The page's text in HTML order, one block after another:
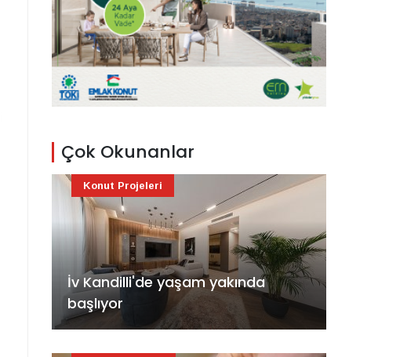
Çok Okunanlar
İv Kandilli'de yaşam yakında
başlıyor
Konut Projeleri